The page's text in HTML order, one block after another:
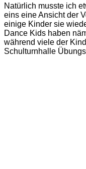
Natürlich musste ich
eins eine Ansicht der
einige Kinder sie
Dance Kids haben
während viele der
Schulturnhalle